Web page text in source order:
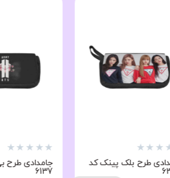
★
★
★
طرح بلک پینک کد
★
★
★
★
★
جامدادی طرح
6137